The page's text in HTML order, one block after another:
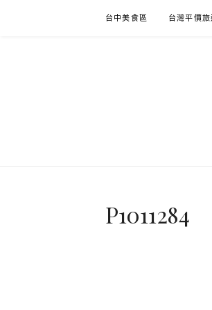
台中美食區 台灣平價旅
P1011284